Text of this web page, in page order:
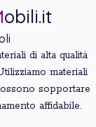
obili.it
di alta qualità
materiali
sopportare
affidabile.